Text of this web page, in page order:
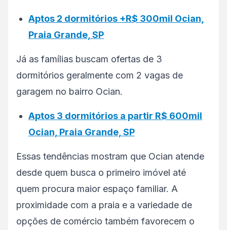
Aptos 2 dormitórios +R$ 300mil Ocian,
Praia Grande, SP
Já as famílias buscam ofertas de 3
dormitórios geralmente com 2 vagas de
garagem no bairro Ocian.
Aptos 3 dormitórios a partir R$ 600mil
Ocian, Praia Grande, SP
Essas tendências mostram que Ocian atende
desde quem busca o primeiro imóvel até
quem procura maior espaço familiar. A
proximidade com a praia e a variedade de
opções de comércio também favorecem o